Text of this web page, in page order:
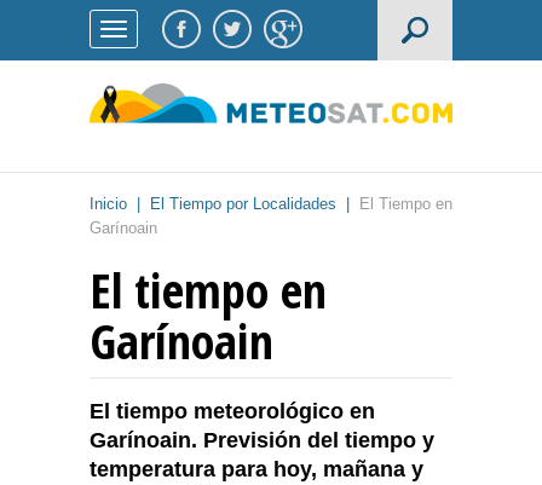
Inicio El Tiempo por Localidades
El Tiempo en
Garínoain
El tiempo en
Garínoain
El tiempo meteorológico en
Garínoain. Previsión del tiempo y
temperatura para hoy, mañana y